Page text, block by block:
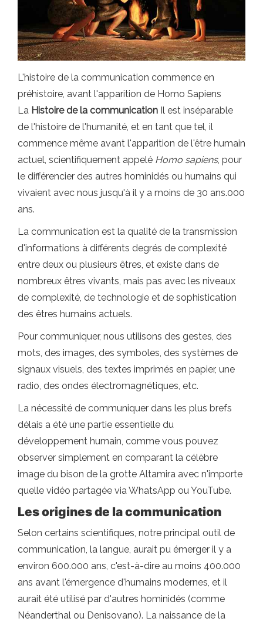
L'histoire de la communication commence en
préhistoire, avant l'apparition de Homo Sapiens
La Histoire de la communication Il est inséparable
de l'histoire de l'humanité, et en tant que tel, il
commence même avant l'apparition de l'être humain
actuel, scientifiquement appelé Homo sapiens, pour
le différencier des autres hominidés ou humains qui
vivaient avec nous jusqu'à il y a moins de 30 ans.000
ans.
La communication est la qualité de la transmission
d'informations à différents degrés de complexité
entre deux ou plusieurs êtres, et existe dans de
nombreux êtres vivants, mais pas avec les niveaux
de complexité, de technologie et de sophistication
des êtres humains actuels.
Pour communiquer, nous utilisons des gestes, des
mots, des images, des symboles, des systèmes de
signaux visuels, des textes imprimés en papier, une
radio, des ondes électromagnétiques, etc.
La nécessité de communiquer dans les plus brefs
délais a été une partie essentielle du
développement humain, comme vous pouvez
observer simplement en comparant la célèbre
image du bison de la grotte Altamira avec n'importe
quelle vidéo partagée via WhatsApp ou YouTube.
Les origines de la communication
Selon certains scientifiques, notre principal outil de
communication, la langue, aurait pu émerger il y a
environ 600.000 ans, c'est-à-dire au moins 400.000
ans avant l'émergence d'humains modernes, et il
aurait été utilisé par d'autres hominidés (comme
Néanderthal ou Denisovano). La naissance de la